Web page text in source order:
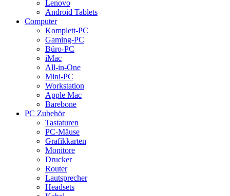
Lenovo
Android Tablets
Computer
Komplett-PC
Gaming-PC
Büro-PC
iMac
All-in-One
Mini-PC
Workstation
Apple Mac
Barebone
PC Zubehör
Tastaturen
PC-Mäuse
Grafikkarten
Monitore
Drucker
Router
Lautsprecher
Headsets